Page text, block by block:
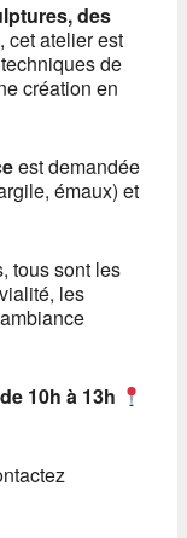
des
, cet atelier est
de
création en
est demandée
émaux) et
tous sont les
les
10h à 13h